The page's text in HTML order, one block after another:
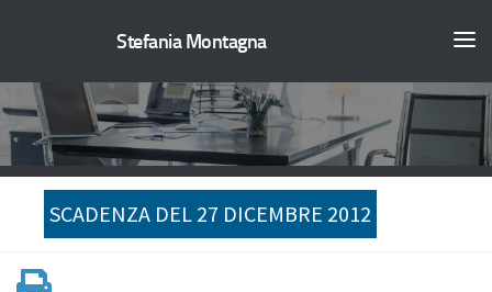
Stefania Montagna
SCADENZA DEL 27 DICEMBRE 2012